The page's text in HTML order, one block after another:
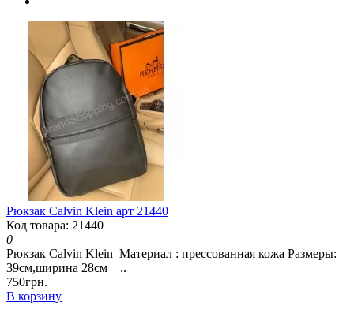
Рюкзак Calvin Klein арт 21440
Код товара: 21440
0
Рюкзак Calvin Klein Материал : прессованная кожа Размеры:
39см,ширина 28см ..
750грн.
В корзину